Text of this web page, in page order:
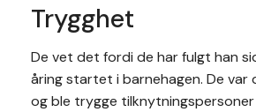
Trygghet
De vet det fordi de har fulgt han
åring startet i barnehagen. De var
og ble trygge tilknytningspersoner